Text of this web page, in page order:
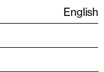
English